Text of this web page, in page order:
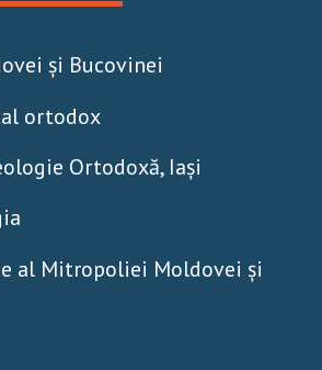
și Bucovinei
ortodox
Ortodoxă, Iaşi
al Mitropoliei Moldovei și